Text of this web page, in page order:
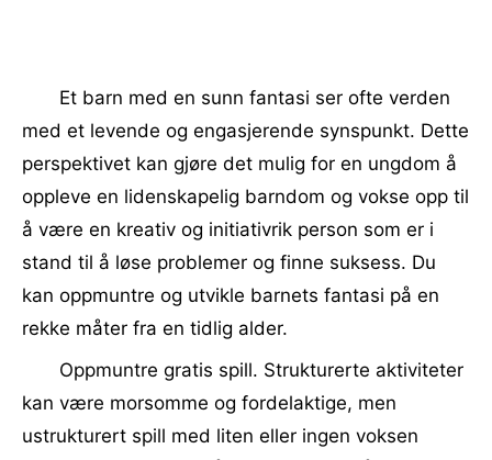
Et barn med en sunn fantasi ser ofte verden
med et levende og engasjerende synspunkt. Dette
perspektivet kan gjøre det mulig for en ungdom å
oppleve en lidenskapelig barndom og vokse opp til
å være en kreativ og initiativrik person som er i
stand til å løse problemer og finne suksess. Du
kan oppmuntre og utvikle barnets fantasi på en
rekke måter fra en tidlig alder.
Oppmuntre gratis spill. Strukturerte aktiviteter
kan være morsomme og fordelaktige, men
ustrukturert spill med liten eller ingen voksen